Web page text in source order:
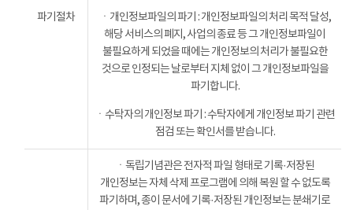
파기절차
ㆍ개인정보파일의 파기 : 개인정보파일의 처리 목적 달성,
해당 서비스의 폐지, 사업의 종료 등 그 개인정보파일이
불필요하게 되었을 때에는 개인정보의 처리가 불필요한
것으로 인정되는 날로부터 지체 없이 그 개인정보파일을
파기합니다.
ㆍ수탁자의 개인정보 파기 : 수탁자에게 개인정보 파기 관련
점검 또는 확인서를 받습니다.
ㆍ독립기념관은 전자적 파일 형태로 기록·저장된
개인정보는 자체 삭제 프로그램에 의해 복원 할 수 없도록
파기하며, 종이 문서에 기록·저장된 개인정보는 분쇄기로